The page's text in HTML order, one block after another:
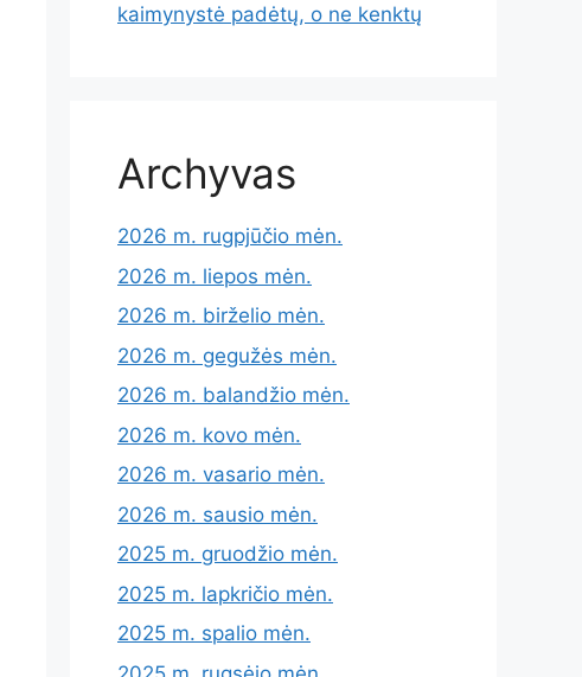
kaimynystė padėtų, o ne kenktų
Archyvas
2026 m. rugpjūčio mėn.
2026 m. liepos mėn.
2026 m. birželio mėn.
2026 m. gegužės mėn.
2026 m. balandžio mėn.
2026 m. kovo mėn.
2026 m. vasario mėn.
2026 m. sausio mėn.
2025 m. gruodžio mėn.
2025 m. lapkričio mėn.
2025 m. spalio mėn.